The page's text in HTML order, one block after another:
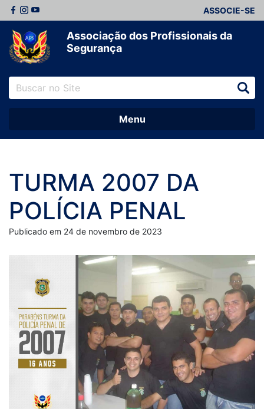
ASSOCIE-SE
Associação dos Profissionais da
Segurança
Menu
TURMA 2007 DA
POLÍCIA PENAL
Publicado em 24 de novembro de 2023